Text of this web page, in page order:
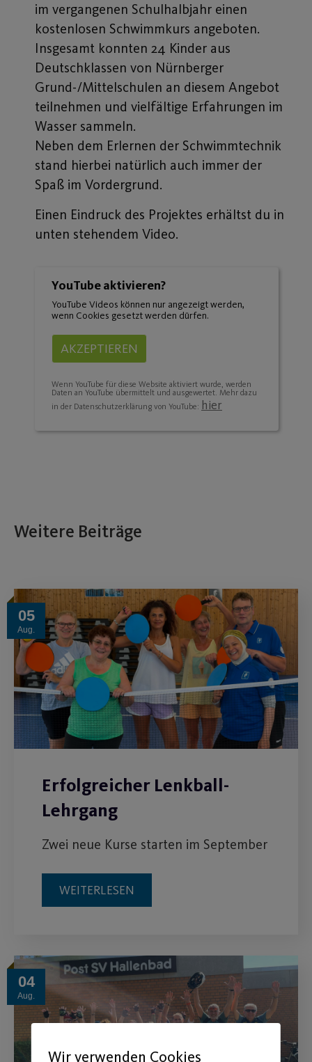
im vergangenen Schulhalbjahr einen
kostenlosen Schwimmkurs angeboten.
Insgesamt konnten 24 Kinder aus
Deutschklassen von Nürnberger
Grund-/Mittelschulen an diesem Angebot
teilnehmen und vielfältige Erfahrungen im
Wasser sammeln.
Neben dem Erlernen der Schwimmtechnik
stand hierbei natürlich auch immer der
Spaß im Vordergrund.
Einen Eindruck des Projektes erhältst du in
unten stehendem Video.
YouTube aktivieren?
YouTube Videos können nur angezeigt werden,
wenn Cookies gesetzt werden dürfen.
AKZEPTIEREN
Wenn YouTube für diese Website aktiviert wurde, werden
Daten an YouTube übermittelt und ausgewertet. Mehr dazu
in der Datenschutzerklärung von YouTube: hier
Weitere Beiträge
05
Aug.
Erfolgreicher Lenkball-
Lehrgang
Zwei neue Kurse starten im September
WEITERLESEN
04
Aug.
Wir verwenden Cookies